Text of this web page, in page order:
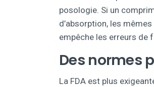
posologie. Si un
d’absorption, les
empêche les erreurs de
Des normes
La FDA est plus